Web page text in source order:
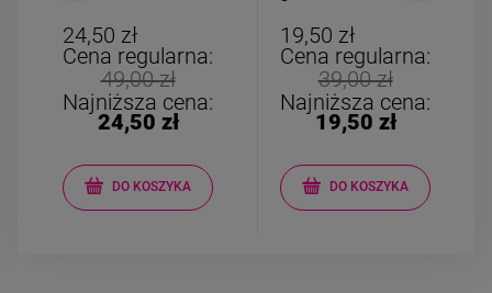
24,50 zł
Cena regularna:
49,00 zł
Najniższa cena:
24,50 zł
DO KOSZYKA
19,50 zł
Cena regularna:
39,00 zł
Najniższa cena:
19,50 zł
DO KOSZYKA